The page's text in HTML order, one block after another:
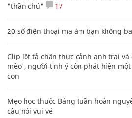
"thần chú"
17
20 số điện thoại ma ám bạn không
Clip lột tả chân thực cảnh anh trai
mèo', người tinh ý còn phát hiện
con
Mẹo học thuộc Bảng tuần hoàn
câu nói vui vẻ